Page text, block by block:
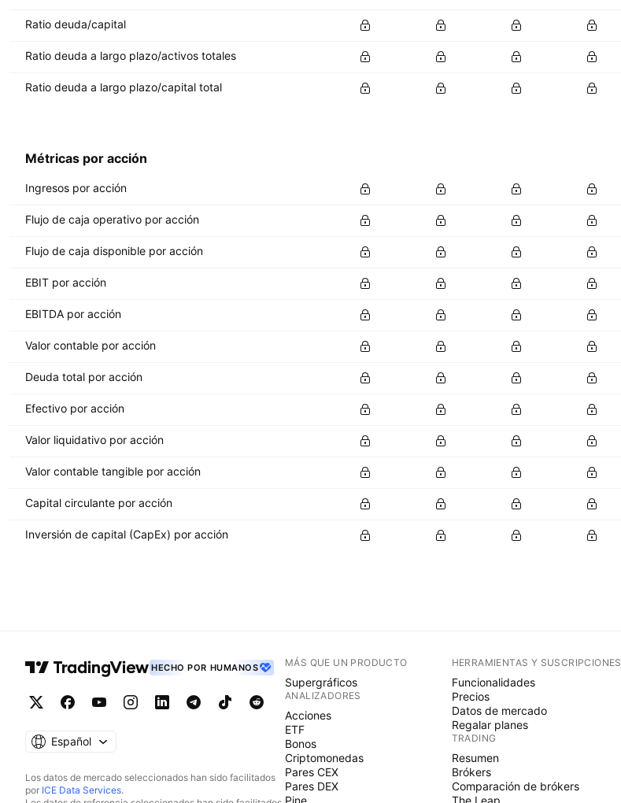
Ratio deuda/capital
Ratio deuda a largo plazo/activos totales
Ratio deuda a largo plazo/capital total
Métricas por acción
Ingresos por acción
Flujo de caja operativo por acción
Flujo de caja disponible por acción
EBIT por acción
EBITDA por acción
Valor contable por acción
Deuda total por acción
Efectivo por acción
Valor liquidativo por acción
Valor contable tangible por acción
Capital circulante por acción
Inversión de capital (CapEx) por acción
HECHO POR HUMANOS
Español
Los datos de mercado seleccionados han sido facilitados
por ICE Data Services.
MÁS QUE UN PRODUCTO
Supergráficos
ANALIZADORES
Acciones
ETF
Bonos
Criptomonedas
Pares CEX
Pares DEX
Pine
HERRAMIENTAS Y SUSCRIPCIONES
Funcionalidades
Precios
Datos de mercado
Regalar planes
TRADING
Resumen
Brókers
Comparación de brókers
The Leap